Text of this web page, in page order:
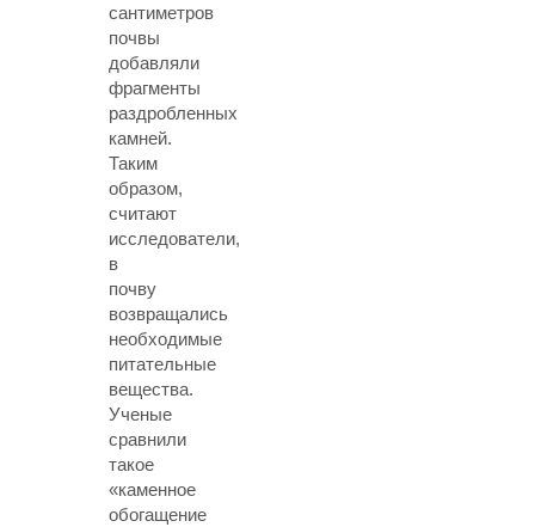
сантиметров
почвы
добавляли
фрагменты
раздробленных
камней.
Таким
образом,
считают
исследователи,
в
почву
возвращались
необходимые
питательные
вещества.
Ученые
сравнили
такое
«каменное
обогащение